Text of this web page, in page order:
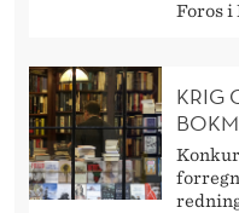
Foros i
KRIG